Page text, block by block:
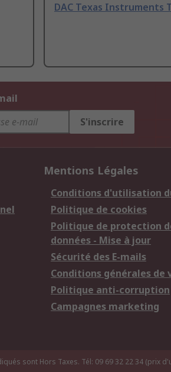
DAC Texas Instruments
S'inscrire
Mentions Légales
Conditions d'utilisation
Politique de cookies
Politique de protection
données - Mise à jour
Sécurité des E-mails
Conditions générales de
Politique anti-corruption
Campagnes marketing
sont Hors Taxes. Tél: 09 69 32 22 34 (prix